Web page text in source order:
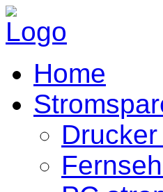
Home